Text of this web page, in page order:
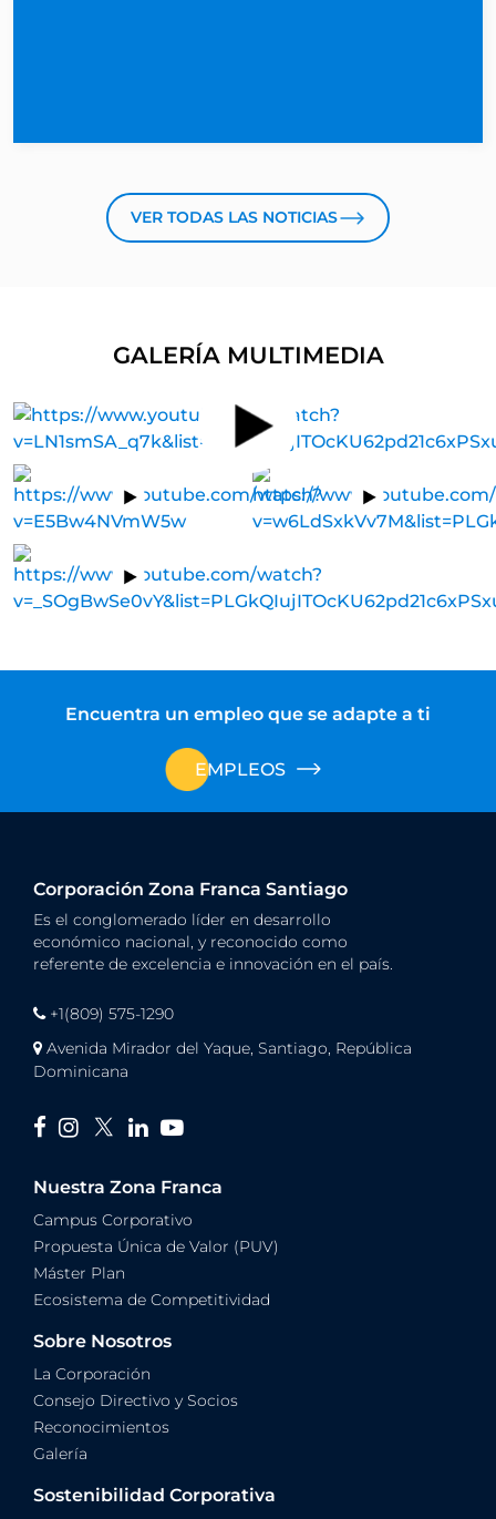
VER TODAS LAS NOTICIAS
GALERÍA MULTIMEDIA
Encuentra un empleo que se adapte a ti
EMPLEOS
Corporación Zona Franca Santiago
Es el conglomerado líder en desarrollo
económico nacional, y reconocido como
referente de excelencia e innovación en el país.
+1(809) 575-1290
Avenida Mirador del Yaque, Santiago, República
Dominicana
Nuestra Zona Franca
Campus Corporativo
Propuesta Única de Valor (PUV)
Máster Plan
Ecosistema de Competitividad
Sobre Nosotros
La Corporación
Consejo Directivo y Socios
Reconocimientos
Galería
Sostenibilidad Corporativa